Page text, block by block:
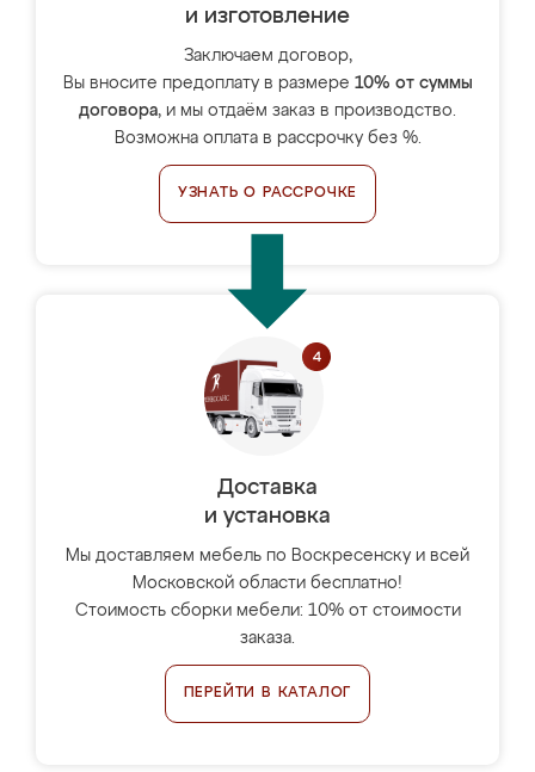
и изготовление
Заключаем договор,
Вы вносите предоплату в размере 10% от суммы
договора, и мы отдаём заказ в производство.
Возможна оплата в рассрочку без %.
УЗНАТЬ О РАССРОЧКЕ
Доставка
и установка
Мы доставляем мебель по Воскресенску и всей
Московской области бесплатно!
Стоимость сборки мебели: 10% от стоимости
заказа.
ПЕРЕЙТИ В КАТАЛОГ